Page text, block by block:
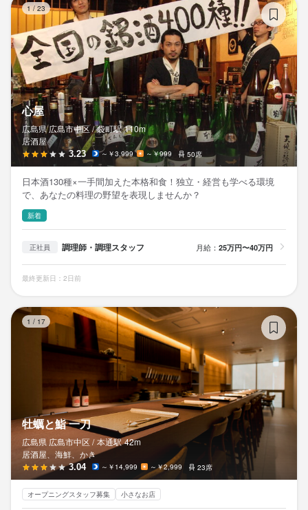
1/23
心屋
広島県 広島市中区 / 袋町駅 110m
居酒屋
3.23 ～￥3,999 ～￥999 50席
日本酒130種×一手間加えた本格和食！独立・経営も学べる環境
で、あなたの料理の野望を表現しませんか？
新着
正社員 調理師・調理スタッフ 月給： 25万円〜40万円
最終更新日：2日前
1 / 17
牡蠣と鮨 一刀
広島県 広島市中区 / 本通駅 42m
居酒屋、海鮮、かき
3.04 ～￥14,999 ～￥2,999 23席
オープニングスタッフ募集 小さなお店